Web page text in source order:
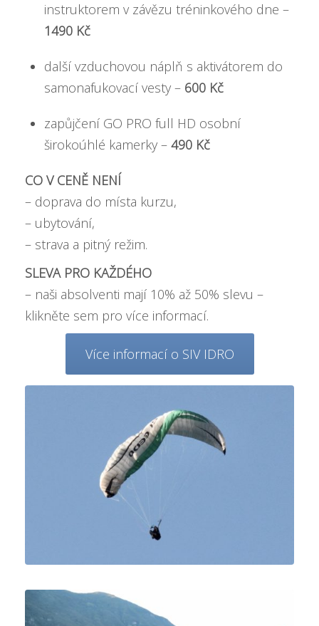
instruktorem v závězu tréninkového dne –
1490 Kč
další vzduchovou náplň s aktivátorem do
samonafukovací vesty – 600 Kč
zapůjčení GO PRO full HD osobní
širokoúhlé kamerky – 490 Kč
CO V CENĚ NENÍ
– doprava do místa kurzu,
– ubytování,
– strava a pitný režim.
SLEVA PRO KAŽDÉHO
– naši absolventi mají 10% až 50% slevu –
klikněte sem pro více informací.
Více informací o SIV IDRO